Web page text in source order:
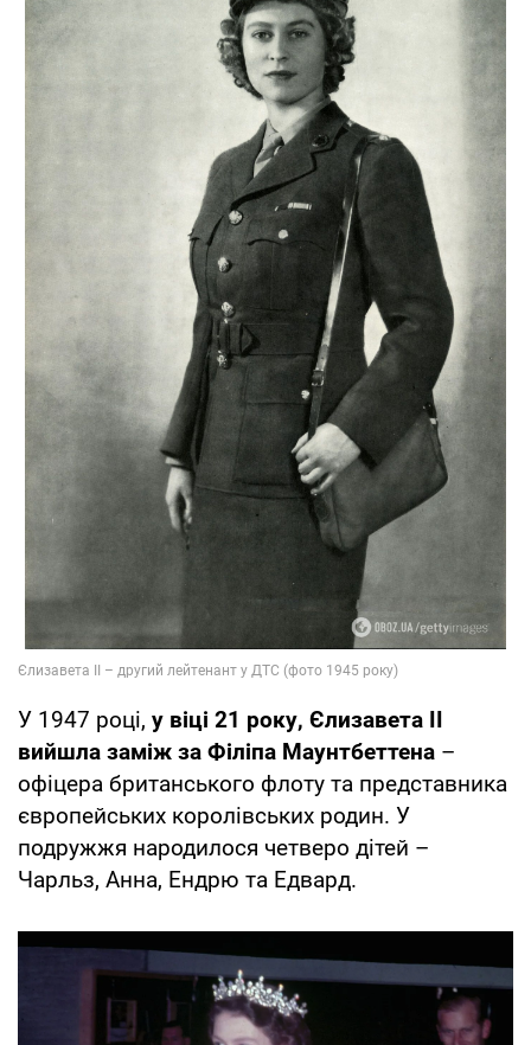
У 1947 році, у віці 21 року, Єлизавета ІІ
вийшла заміж за Філіпа Маунтбеттена –
офіцера британського флоту та представника
європейських королівських родин. У
подружжя народилося четверо дітей –
Чарльз, Анна, Ендрю та Едвард.